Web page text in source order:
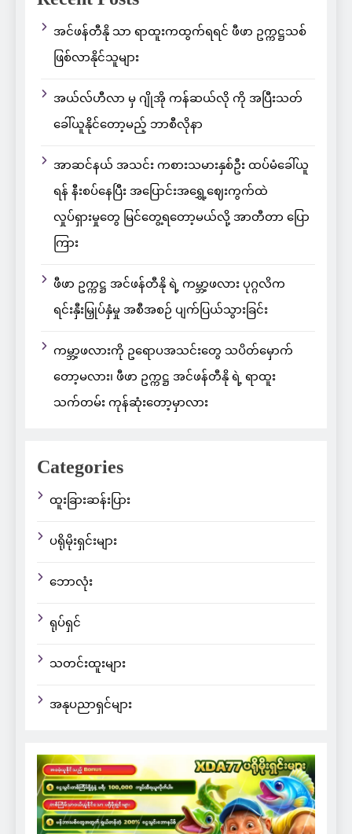
အင်ဖန်တီနို သာ ရာထူးကထွက်ရရင် ဖီဖာ ဥက္ကဋ္ဌသစ်
ဖြစ်လာနိုင်သူများ
အယ်လ်ဟီလာ မှ ဂျိုအို ကန်ဆယ်လို ကို အပြီးသတ်
ခေါ်ယူနိုင်တော့မည့် ဘာစီလိုနာ
အာဆင်နယ် အသင်း ကစားသမားနှစ်ဦး ထပ်မံခေါ်ယူ
ရန် နီးစပ်နေပြီး အပြောင်းအရွှေ့ဈေးကွက်ထဲ
လှုပ်ရှားမှုတွေ မြင်တွေ့ရတော့မယ်လို့ အာတီတာ ပြော
ကြား
ဖီဖာ ဥက္ကဋ္ဌ အင်ဖန်တီနို ရဲ့ ကမ္ဘာ့ဖလား ပုဂ္ဂလိက
ရင်းနှီးမြှုပ်နှံမှု အစီအစဉ် ပျက်ပြယ်သွားခြင်း
ကမ္ဘာ့ဖလားကို ဥရောပအသင်းတွေ သပိတ်မှောက်
တော့မလား၊ ဖီဖာ ဥက္ကဋ္ဌ အင်ဖန်တီနို ရဲ့ ရာထူး
သက်တမ်း ကုန်ဆုံးတော့မှာလား
Categories
ထူးခြားဆန်းပြား
ပရိုမိုးရှင်းများ
ဘောလုံး
ရုပ်ရှင်
သတင်းထူးများ
အနုပညာရှင်များ